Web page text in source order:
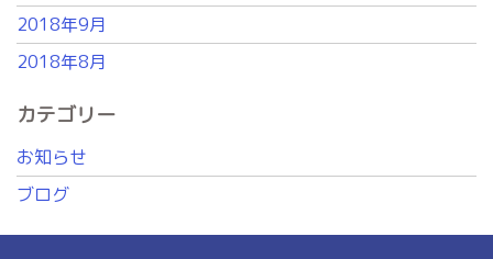
2018年9月
2018年8月
カテゴリー
お知らせ
ブログ